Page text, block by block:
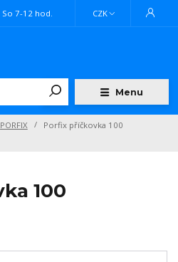
Menu
CZK
7-12 hod.
PORFIX
Porfix příčkovka 100
100